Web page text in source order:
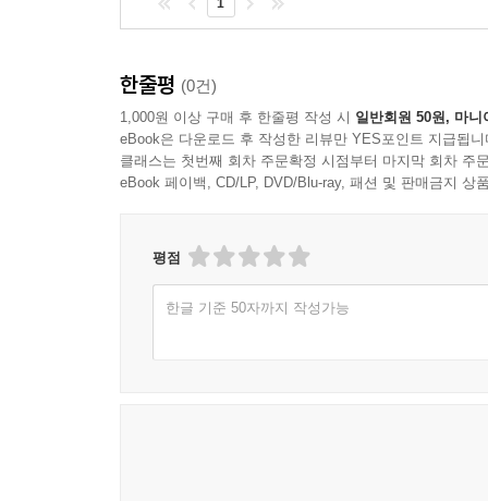
1
한줄평 (0건)
1,000원 이상 구매 후 한줄평 작성 시 일반회원 50원, 마니
eBook은 다운로드 후 작성한 리뷰만 YES포인트 지급됩니
클래스는 첫번째 회차 주문확정 시점부터 마지막 회차 주
eBook 페이백, CD/LP, DVD/Blu-ray, 패션 및 판매금지 상
평점
한글 기준 50자까지 작성가능